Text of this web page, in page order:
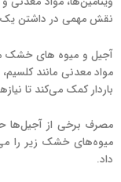
نقش مهمی در داشتن یک
مواد معدنی مانند
باردار کمک می‌کند تا
مصرف برخی از آجیل‌ها
میوه‌های خشک زیر را
داد.